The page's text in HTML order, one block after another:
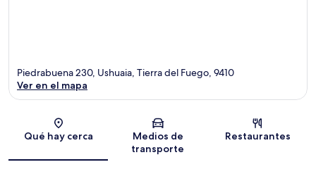
Sección del mapa
Piedrabuena 230, Ushuaia, Tierra del Fuego, 9410
Ver en el mapa
Qué hay cerca
Medios de
transporte
Restaurantes